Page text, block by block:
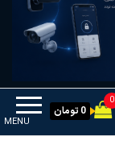
MENU
0
0 تومان